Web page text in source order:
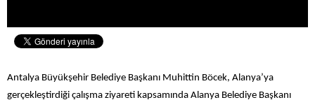
Antalya Büyükşehir Belediye Başkanı Muhittin Böcek, Alanya’ya
gerçekleştirdiği çalışma ziyareti kapsamında Alanya Belediye Başkanı